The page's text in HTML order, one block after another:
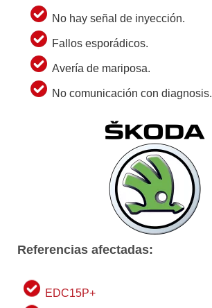
No hay señal de inyección.
Fallos esporádicos.
Avería de mariposa.
No comunicación con diagnosis.
Referencias afectadas:
EDC15P+